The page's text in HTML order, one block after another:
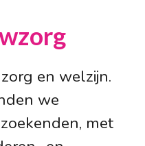
en welzijn.
we
met